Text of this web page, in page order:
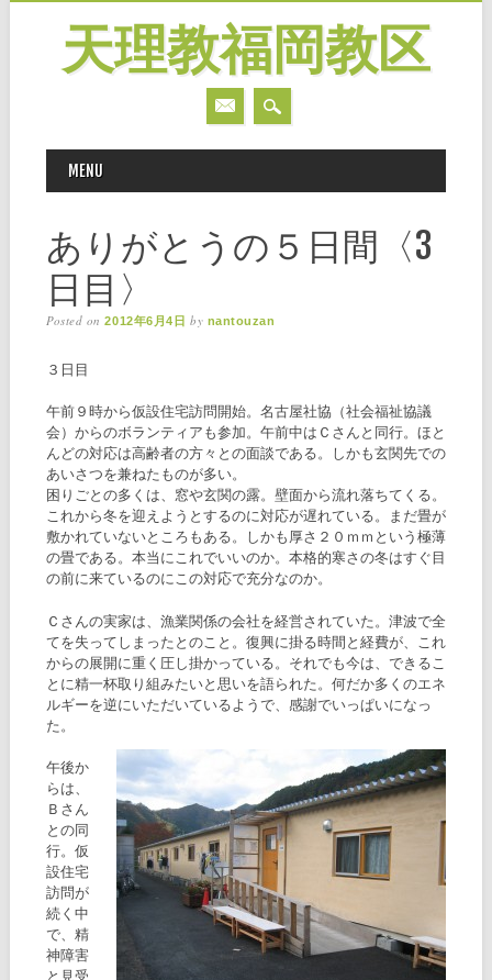
天理教福岡教区
MAIN MENU
MENU
ありがとうの５日間〈3
日目〉
Posted on2012年6月4日 by nantouzan
３日目
午前９時から仮設住宅訪問開始。名古屋社協（社会福祉協議
会）からのボランティアも参加。午前中はＣさんと同行。ほと
んどの対応は高齢者の方々との面談である。しかも玄関先での
あいさつを兼ねたものが多い。
困りごとの多くは、窓や玄関の露。壁面から流れ落ちてくる。
これから冬を迎えようとするのに対応が遅れている。まだ畳が
敷かれていないところもある。しかも厚さ２０ｍｍという極薄
の畳である。本当にこれでいいのか。本格的寒さの冬はすぐ目
の前に来ているのにこの対応で充分なのか。
Ｃさんの実家は、漁業関係の会社を経営されていた。津波で全
てを失ってしまったとのこと。復興に掛る時間と経費が、これ
からの展開に重く圧し掛かっている。それでも今は、できるこ
とに精一杯取り組みたいと思いを語られた。何だか多くのエネ
ルギーを逆にいただいているようで、感謝でいっぱいになっ
た。
午後か
らは、
Ｂさん
との同
行。仮
設住宅
訪問が
続く中
で、精
神障害
と見受